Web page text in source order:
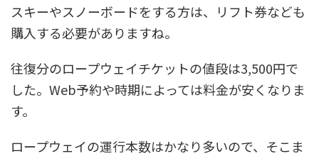
スキーやスノーボードをする方は、リフト券なども
購入する必要がありますね。
往復分のロープウェイチケットの値段は3,500円で
した。Web予約や時期によっては料金が安くなりま
す。
ロープウェイの運行本数はかなり多いので、そこま